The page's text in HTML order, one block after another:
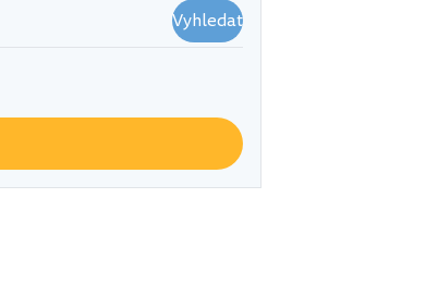
Vyhledat